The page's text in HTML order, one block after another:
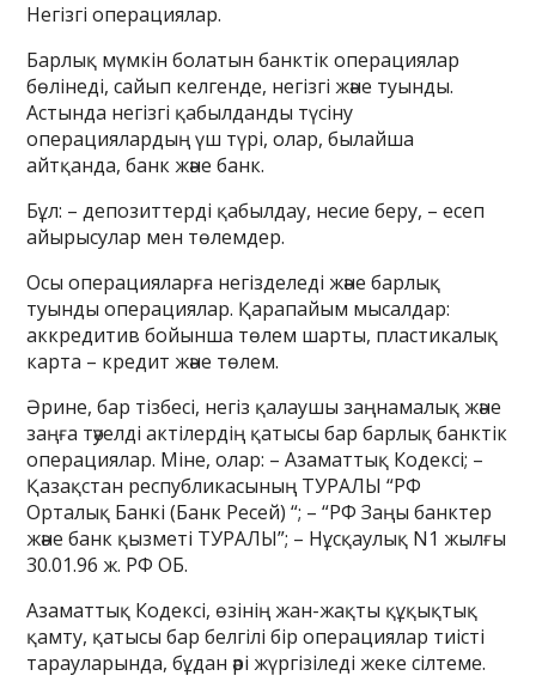
Негізгі операциялар.
Барлық мүмкін болатын банктік операциялар
бөлінеді, сайып келгенде, негізгі және туынды.
Астында негізгі қабылданды түсіну
операциялардың үш түрі, олар, былайша
айтқанда, банк және банк.
Бұл: – депозиттерді қабылдау, несие беру, – есеп
айырысулар мен төлемдер.
Осы операцияларға негізделеді және барлық
туынды операциялар. Қарапайым мысалдар:
аккредитив бойынша төлем шарты, пластикалық
карта – кредит және төлем.
Әрине, бар тізбесі, негіз қалаушы заңнамалық және
заңға тәуелді актілердің қатысы бар барлық банктік
операциялар. Міне, олар: – Азаматтық Кодексі; –
Қазақстан республикасының ТУРАЛЫ “РФ
Орталық Банкі (Банк Ресей) “; – “РФ Заңы банктер
және банк қызметі ТУРАЛЫ”; – Нұсқаулық N1 жылғы
30.01.96 ж. РФ ОБ.
Азаматтық Кодексі, өзінің жан-жақты құқықтық
қамту, қатысы бар белгілі бір операциялар тиісті
тарауларында, бұдан әрі жүргізіледі жеке сілтеме.